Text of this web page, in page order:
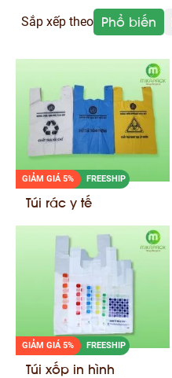
Sắp xếp theo Phổ biến
GIẢM GIÁ 5% FREESHIP
Túi rác y tế
GIẢM GIÁ 5% FREESHIP
Túi xốp in hình